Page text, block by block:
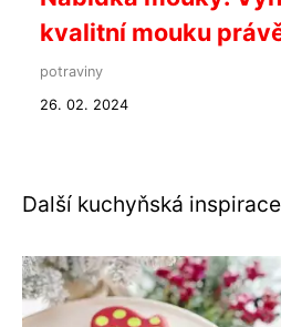
kvalitní mouku
potraviny
26. 02. 2024
Další kuchyňská inspirace